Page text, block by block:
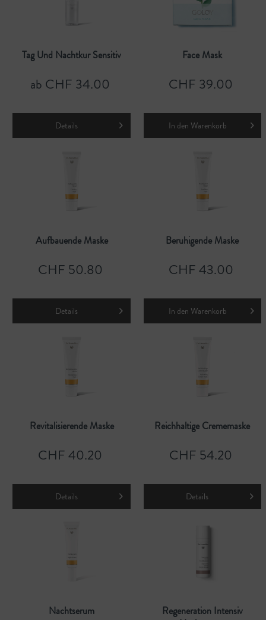
Tag Und Nachtkur Sensitiv
ab CHF 34.00
Details
Face Mask
CHF 39.00
In den Warenkorb
Aufbauende Maske
CHF 50.80
Details
Beruhigende Maske
CHF 43.00
In den Warenkorb
Revitalisierende Maske
CHF 40.20
Details
Reichhaltige Crememaske
CHF 54.20
Details
Nachtserum
Regeneration Intensiv